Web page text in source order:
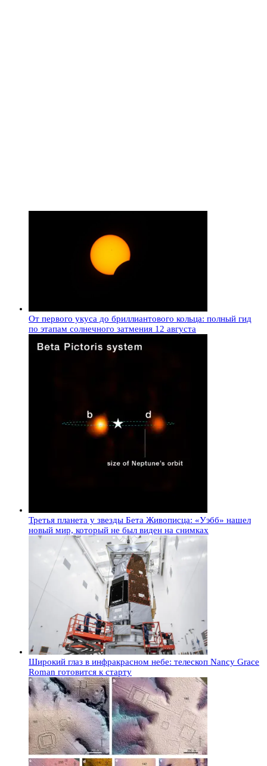
От первого укуса до бриллиантового кольца: полный гид
по этапам солнечного затмения 12 августа
Третья планета у звезды Бета Живописца: «Уэбб» нашел
новый мир, который не был виден на снимках
Широкий глаз в инфракрасном небе: телескоп Nancy Grace
Roman готовится к старту